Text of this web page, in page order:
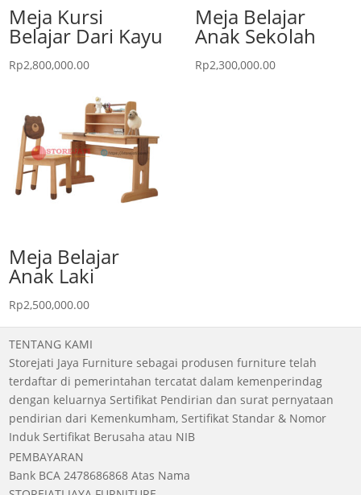
Meja Kursi
Belajar Dari Kayu
Rp2,800,000.00
Meja Belajar
Anak Sekolah
Rp2,300,000.00
Meja Belajar
Anak Laki
Rp2,500,000.00
TENTANG KAMI
Storejati Jaya Furniture sebagai produsen furniture telah
terdaftar di pemerintahan tercatat dalam kemenperindag
dengan keluarnya Sertifikat Pendirian dan surat pernyataan
pendirian dari Kemenkumham, Sertifikat Standar & Nomor
Induk Sertifikat Berusaha atau NIB
PEMBAYARAN
Bank BCA 2478686868 Atas Nama